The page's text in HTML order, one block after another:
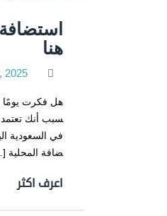
هنا
2025
هل فكرت يومًا
سبب أنك تعتمد
ضافة المحلية
اعرف اكثر